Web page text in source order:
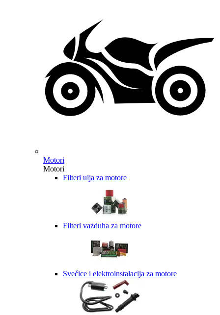
Motori
Motori
Filteri ulja za motore
Filteri vazduha za motore
Svećice i elektroinstalacija za motore